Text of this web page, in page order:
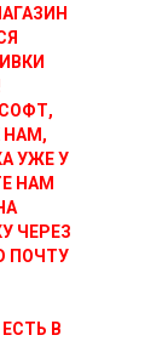
НАМ,
УЖЕ У
НАМ
ЧЕРЕЗ
ПОЧТУ
В